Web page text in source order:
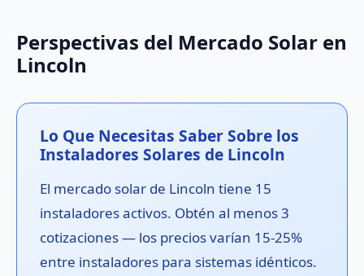
Perspectivas del Mercado Solar en
Lincoln
Lo Que Necesitas Saber Sobre los
Instaladores Solares de Lincoln
El mercado solar de Lincoln tiene 15
instaladores activos. Obtén al menos 3
cotizaciones — los precios varían 15-25%
entre instaladores para sistemas idénticos.